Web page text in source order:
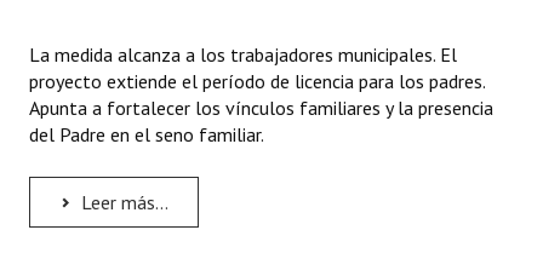
La medida alcanza a los trabajadores municipales. El
proyecto extiende el período de licencia para los padres.
Apunta a fortalecer los vínculos familiares y la presencia
del Padre en el seno familiar.
Leer más...